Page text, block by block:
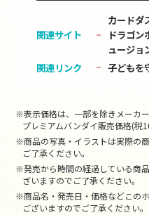
関連サイト
カードダ
ドラゴン
ュージョ
関連リンク
子どもを
※表示価格は、一部を除きメーカ
プレミアムバンダイ販売価格(税
※商品の写真・イラストは実際の
ご了承ください。
※発売から時間の経過している商
ざいますのでご了承ください。
※商品名・発売日・価格などこの
ございますのでご了承ください。